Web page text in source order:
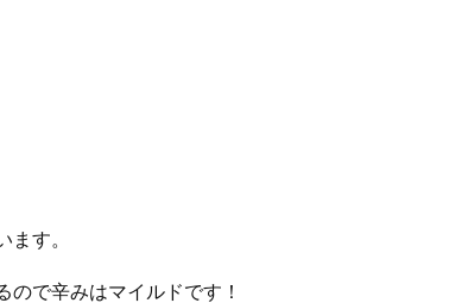
す。
ので辛みはマイルドです！